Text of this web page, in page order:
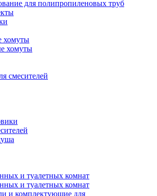
для полипропиленовых труб
хомуты
хомуты
смесителей
и туалетных комнат
и туалетных комнат
и комплектующие для